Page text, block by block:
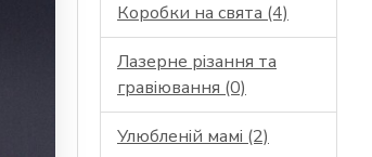
Коробки на свята (4)
Лазерне різання та
гравіювання (0)
Улюбленій мамі (2)